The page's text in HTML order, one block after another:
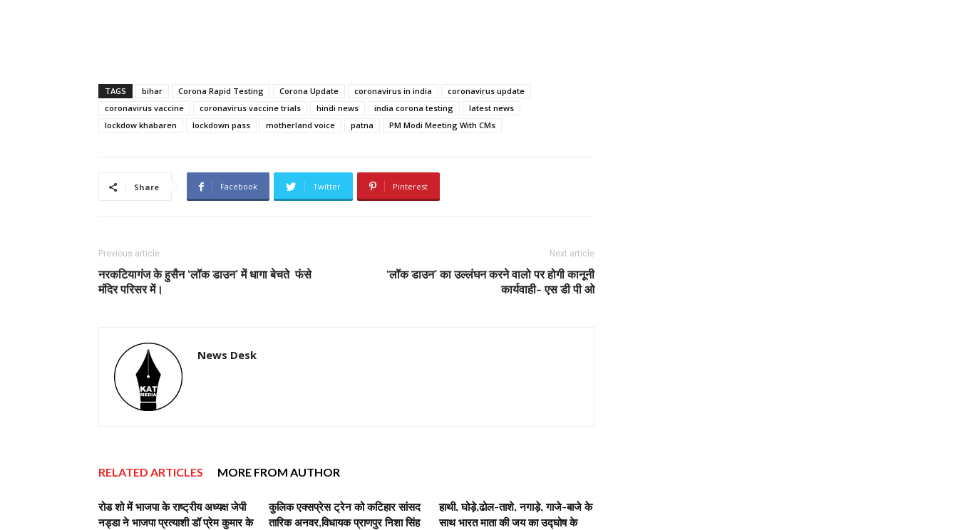
TAGS bihar Corona Rapid Testing Corona Update coronavirus in india
coronavirus update
coronavirus vaccine
coronavirus vaccine trials hindi news india corona testing
latest news
lockdow khabaren
lockdown pass motherland voice patna PM Modi Meeting With CMs
Share Facebook Twitter Pinterest
Previous article
नरकटियागंज के हुसैन ‘लॉक डाउन’ में धागा बेचते फंसे
मंदिर परिसर में।
Next article
‘लॉक डाउन’ का उल्लंघन करने वालो पर होगी कानूनी
कार्यवाही- एस डी पी ओ
News Desk
RELATED ARTICLES MORE FROM AUTHOR
रोड शो में भाजपा के राष्ट्रीय अध्यक्ष जेपी
नड्डा ने भाजपा प्रत्याशी डॉ प्रेम कुमार के
कुलिक एक्सप्रेस ट्रेन को कटिहार सांसद
तारिक अनवर,विधायक प्राणपुर निशा सिंह
हाथी, घोड़े,ढोल-ताशे, नगाड़े, गाजे-बाजे के
साथ भारत माता की जय का उद्घोष के